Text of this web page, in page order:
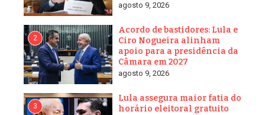
agosto 9, 2026
2
Acordo de bastidores: Lula e
Ciro Nogueira alinham
apoio para a presidência da
Câmara em 2027
agosto 9, 2026
3
Lula assegura maior fatia do
horário eleitoral gratuito